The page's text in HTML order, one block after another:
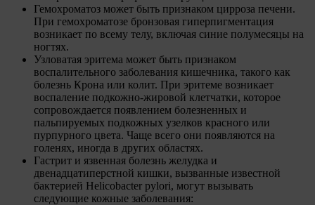
Гемохроматоз может быть признаком цирроза печени.
При гемохроматозе бронзовая гиперпигментация
возникает по всему телу, включая синие полумесяцы на
ногтях.
Узловатая эритема может быть признаком
воспалительного заболевания кишечника, такого как
болезнь Крона или колит. При эритеме возникает
воспаление подкожно-жировой клетчатки, которое
сопровождается появлением болезненных и
пальпируемых подкожных узелков красного или
пурпурного цвета. Чаще всего они появляются на
голенях, иногда в других областях.
Гастрит и язвенная болезнь желудка и
двенадцатиперстной кишки, вызванные известной
бактерией Helicobacter pylori, могут вызывать
следующие кожные заболевания: